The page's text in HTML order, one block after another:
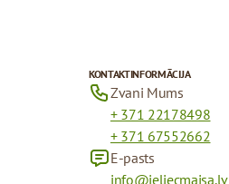
KONTAKTINFORMĀCIJA
Zvani Mums
+ 371 22178498
+ 371 67552662
E-pasts
info@ieliecmaisa.lv